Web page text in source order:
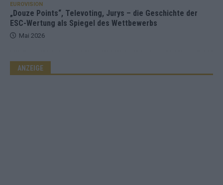
EUROVISION
„Douze Points“, Televoting, Jurys – die Geschichte der
ESC-Wertung als Spiegel des Wettbewerbs
Mai 2026
ANZEIGE